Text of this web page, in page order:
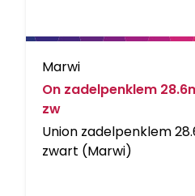
Marwi
On zadelpenklem
zw
Union zadelpenklem
zwart (Marwi)